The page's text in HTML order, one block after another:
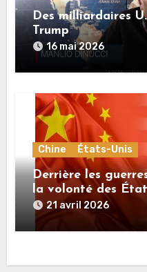
Des milliardaires
Trump
16 mai 2026
Chine États-Unis
Derrière les
la volonté des
Chine de devenir
du monde
21 avril 2026